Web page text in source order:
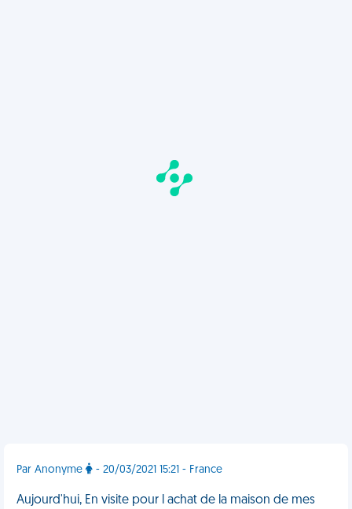
Par Anonyme - 20/03/2021 15:21 - France
Aujourd'hui, En visite pour l achat de la maison de mes